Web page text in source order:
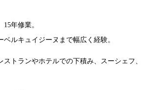
年修業。
ベルキュイジーヌまで幅広く経験。
ストランやホテルでの下積み、スーシェフ、